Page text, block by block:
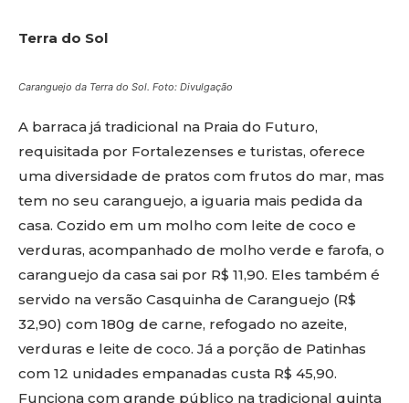
Terra do Sol
Caranguejo da Terra do Sol. Foto: Divulgação
A barraca já tradicional na Praia do Futuro,
requisitada por Fortalezenses e turistas, oferece
uma diversidade de pratos com frutos do mar, mas
tem no seu caranguejo, a iguaria mais pedida da
casa. Cozido em um molho com leite de coco e
verduras, acompanhado de molho verde e farofa, o
caranguejo da casa sai por R$ 11,90. Eles também é
servido na versão Casquinha de Caranguejo (R$
32,90) com 180g de carne, refogado no azeite,
verduras e leite de coco. Já a porção de Patinhas
com 12 unidades empanadas custa R$ 45,90.
Funciona com grande público na tradicional quinta